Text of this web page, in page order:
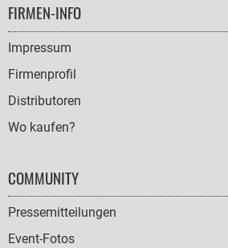
FOOTER
NAVIGATION
FIRMEN-INFO
Impressum
Firmenprofil
Distributoren
Wo kaufen?
COMMUNITY
Pressemitteilungen
Event-Fotos